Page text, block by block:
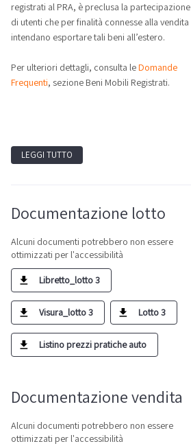
registrati al PRA, è preclusa la partecipazione
di utenti che per finalità connesse alla vendita
intendano esportare tali beni all’estero.
Per ulteriori dettagli, consulta leDomande
Frequenti, sezione Beni Mobili Registrati.
LEGGI TUTTO
Documentazione lotto
Alcuni documenti potrebbero non essere
ottimizzati per l'accessibilità
Libretto_lotto 3
Visura_lotto 3 Lotto 3
Listino prezzi pratiche auto
Documentazione vendita
Alcuni documenti potrebbero non essere
ottimizzati per l'accessibilità